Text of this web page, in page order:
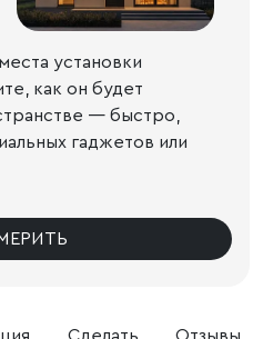
установки
как он будет
— быстро,
гаджетов или